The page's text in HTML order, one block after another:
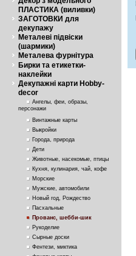
ПЛАСТИКА (виливки)
ЗАГОТОВКИ для
декупажу
Металеві підвіски
(шармики)
Металева фурнітура
Бирки та етикетки-
наклейки
Декупажні карти Hobby-
decor
Ангелы, феи, образы,
персонажи
Винтажные карты
Выкройки
Города, природа
Дети
Животные, насекомые, птицы
Кухня, кулинария, чай, кофе
Морские
Мужские, автомобили
Новый год, Рождество
Пасхальные
Прованс, шебби-шик
Рукоделие
Сырные доски
Фентези, миктика